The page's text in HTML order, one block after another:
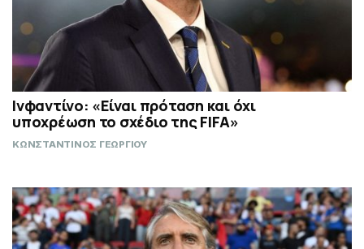
Ινφαντίνο: «Είναι πρόταση και όχι
υποχρέωση το σχέδιο της FIFA»
ΚΩΝΣΤΑΝΤΙΝΟΣ ΓΕΩΡΓΙΟΥ